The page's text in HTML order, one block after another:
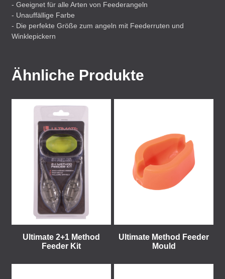
- Geeignet für alle Arten von Feederangeln
- Unauffällige Farbe
- Die perfekte Größe zum angeln mit Feederruten und
Winklepickern
Ähnliche Produkte
Ultimate 2+1 Method
Feeder Kit
Ultimate Method Feeder
Mould